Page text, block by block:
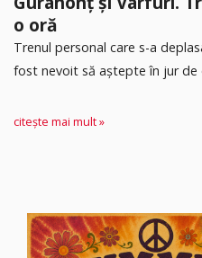
o oră
Trenul personal care s-a
fost nevoit să aștepte în jur de
citește mai mult »